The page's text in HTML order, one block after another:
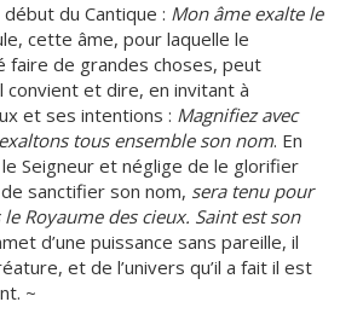
du Cantique : Mon âme exalte le
cette âme, pour laquelle le
faire de grandes choses, peut
convient et dire, en invitant à
et ses intentions : Magnifiez avec
tous ensemble son nom. En
Seigneur et néglige de le glorifier
sanctifier son nom, sera tenu pour
Royaume des cieux. Saint est son
d’une puissance sans pareille, il
et de l’univers qu’il a fait il est
~